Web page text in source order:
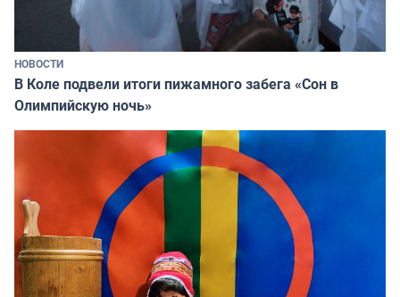
НОВОСТИ
В Коле подвели итоги пижамного забега «Сон в
Олимпийскую ночь»